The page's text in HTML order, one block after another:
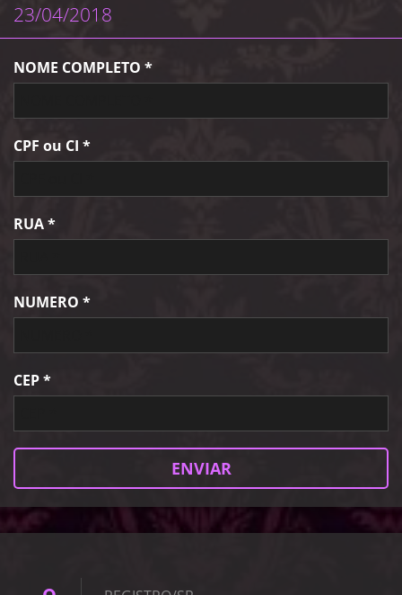
23/04/2018
NOME COMPLETO *
CPF ou CI *
RUA *
NUMERO *
CEP *